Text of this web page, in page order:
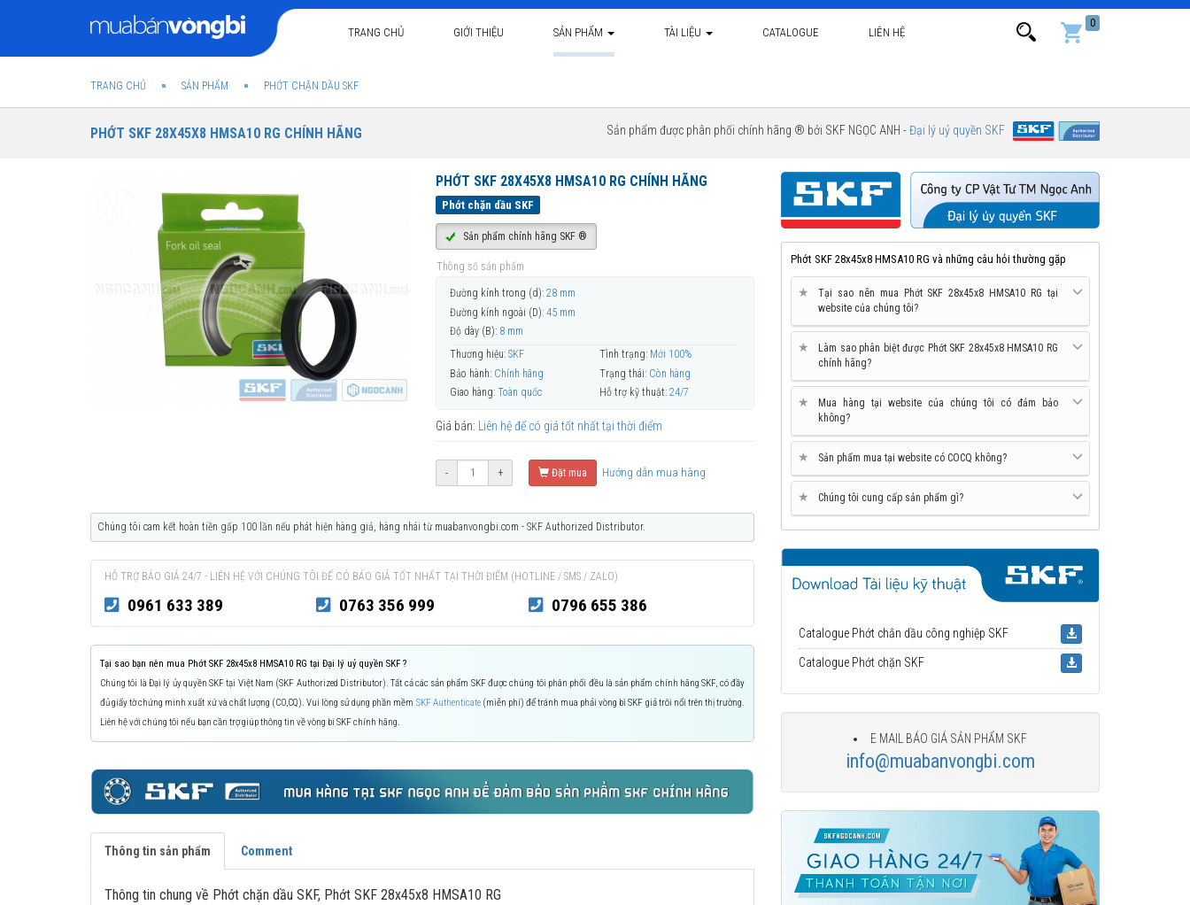
TRANG CHỦ GIỚI THIỆU SẢN PHẨM TÀI LIỆU CATALOGUE LIÊN HỆ
0
TRANG CHỦ SẢN PHẨM PHỚT CHẶN DẦU SKF
PHỚT SKF 28X45X8 HMSA10 RG CHÍNH HÃNG Sản phẩm được phân phối chính hãng ® bởi SKF NGỌC ANH -Đại lý uỷ quyền SKF
PHỚT SKF 28X45X8 HMSA10 RG CHÍNH HÃNG
Phớt chặn dầu SKF
Sản phẩm chính hãng SKF ®
Thông số sản phẩm
Đường kính trong (d): 28 mm
Đường kính ngoài (D): 45 mm
Độ dày (B): 8 mm
Thương hiệu: SKF Tình trạng: Mới 100%
Bảo hành: Chính hãng Trạng thái: Còn hàng
Giao hàng: Toàn quốc Hỗ trợ kỹ thuật: 24/7
Giá bán: Liên hệ để có giá tốt nhất tại thời điểm
- + Đặt mua Hướng dẫn mua hàng
Chúng tôi cam kết hoàn tiền gấp 100 lần nếu phát hiện hàng giả, hàng nhái từ muabanvongbi.com - SKF Authorized Distributor.
HỖ TRỢ BÁO GIÁ 24/7 - LIÊN HỆ VỚI CHÚNG TÔI ĐỂ CÓ BÁO GIÁ TỐT NHẤT TẠI THỜI ĐIỂM (HOTLINE / SMS / ZALO)
0961 633 389 0763 356 999 0796 655 386
Tại sao bạn nên mua Phớt SKF 28x45x8 HMSA10 RG tại Đại lý uỷ quyền SKF ?
Chúng tôi là Đại lý ủy quyền SKF tại Việt Nam (SKF Authorized Distributor). Tất cả các sản phẩm SKF được chúng tôi phân phối đều là sản phẩm chính hãng SKF, có đầy
đủ giấy tờ chứng minh xuất xứ và chất lượng (CO,CQ). Vui lòng sử dụng phần mềm SKF Authenticate(miễn phí) để tránh mua phải vòng bi SKF giả trôi nổi trên thị trường.
Liên hệ với chúng tôi nếu bạn cần trợ giúp thông tin về vòng bi SKF chính hãng.
Thông tin sản phẩm Comment
Thông tin chung về Phớt chặn dầu SKF, Phớt SKF 28x45x8 HMSA10 RG
Phớt SKF 28x45x8 HMSA10 RG và những câu hỏi thường gặp
★
Tại sao nên mua Phớt SKF 28x45x8 HMSA10 RG tại
website của chúng tôi?
★
Làm sao phân biệt được Phớt SKF 28x45x8 HMSA10 RG
chính hãng?
★
Mua hàng tại website của chúng tôi có đảm bảo
không?
★ Sản phẩm mua tại website có COCQ không?
★ Chúng tôi cung cấp sản phẩm gì?
Catalogue Phớt chắn dầu công nghiệp SKF
Catalogue Phớt chặn SKF
E MAIL BÁO GIÁ SẢN PHẨM SKF
info@muabanvongbi.com